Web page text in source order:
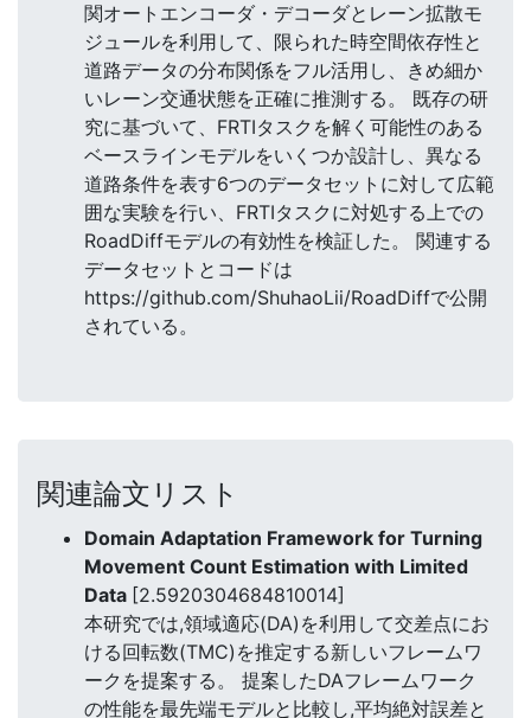
関オートエンコーダ・デコーダとレーン拡散モ
ジュールを利用して、限られた時空間依存性と
道路データの分布関係をフル活用し、きめ細か
いレーン交通状態を正確に推測する。 既存の研
究に基づいて、FRTIタスクを解く可能性のある
ベースラインモデルをいくつか設計し、異なる
道路条件を表す6つのデータセットに対して広範
囲な実験を行い、FRTIタスクに対処する上での
RoadDiffモデルの有効性を検証した。 関連する
データセットとコードは
https://github.com/ShuhaoLii/RoadDiffで公開
されている。
関連論文リスト
Domain Adaptation Framework for Turning
Movement Count Estimation with Limited
Data [2.5920304684810014]
本研究では,領域適応(DA)を利用して交差点にお
ける回転数(TMC)を推定する新しいフレームワ
ークを提案する。 提案したDAフレームワーク
の性能を最先端モデルと比較し,平均絶対誤差と